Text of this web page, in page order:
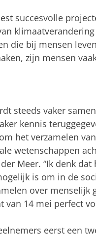
succesvolle
die bij mensen
zijn mensen
steeds vaker
kennis
het verzamelen
wetenschappen
Meer. “Ik denk
is om in de
over menselijk
van 14 mei perfect
eerst een